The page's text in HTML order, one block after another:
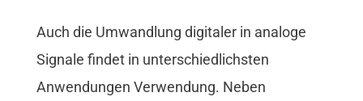
Auch die Umwandlung digitaler in analoge
Signale findet in unterschiedlichsten
Anwendungen Verwendung. Neben